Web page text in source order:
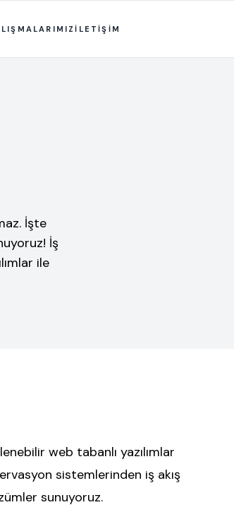
İLETİŞİM
İşte
İş
ile
web tabanlı yazılımlar
sistemlerinden iş akış
sunuyoruz.